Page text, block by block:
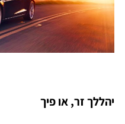
יהללך זר, או פיך